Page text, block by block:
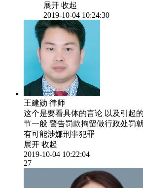
展开 收起
2019-10-04 10:24:30
王建勋 律师
这个是要看具体的言论 以及引起
节一般 警告罚款拘留做行政处罚
有可能涉嫌刑事犯罪
展开 收起
2019-10-04 10:22:04
27